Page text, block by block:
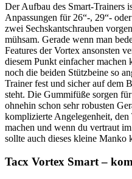
Der Aufbau des Smart-Trainers
Anpassungen für 26“-, 29“-
zwei Sechskantschrauben
mühsam. Gerade wenn man
Features der Vortex ansonsten
diesem Punkt einfacher machen
noch die beiden Stützbeine so
Trainer fest und sicher auf dem
steht. Die Gummifüße sorgen
ohnehin schon sehr robusten
komplizierte Angelegenheit,
machen und wenn du vertraut
sollte auch dieses kleine Manko
Tacx Vortex Smart –